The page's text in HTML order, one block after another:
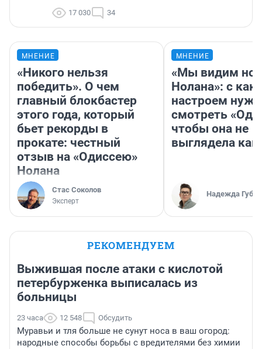
17 030 34
МНЕНИЕ
«Никого нельзя
победить». О чем
главный блокбастер
этого года, который
бьет рекорды в
прокате: честный
отзыв на «Одиссею»
Нолана
Стас Соколов
Эксперт
МНЕНИЕ
«Мы видим
Нолана»: с
настроем
смотреть
чтобы она не
выглядела как
Надежда
РЕКОМЕНДУЕМ
Выжившая после атаки с кислотой
петербурженка выписалась из
больницы
23 часа 12 548 Обсудить
Муравьи и тля больше не сунут носа в ваш огород:
народные способы борьбы с вредителями без химии